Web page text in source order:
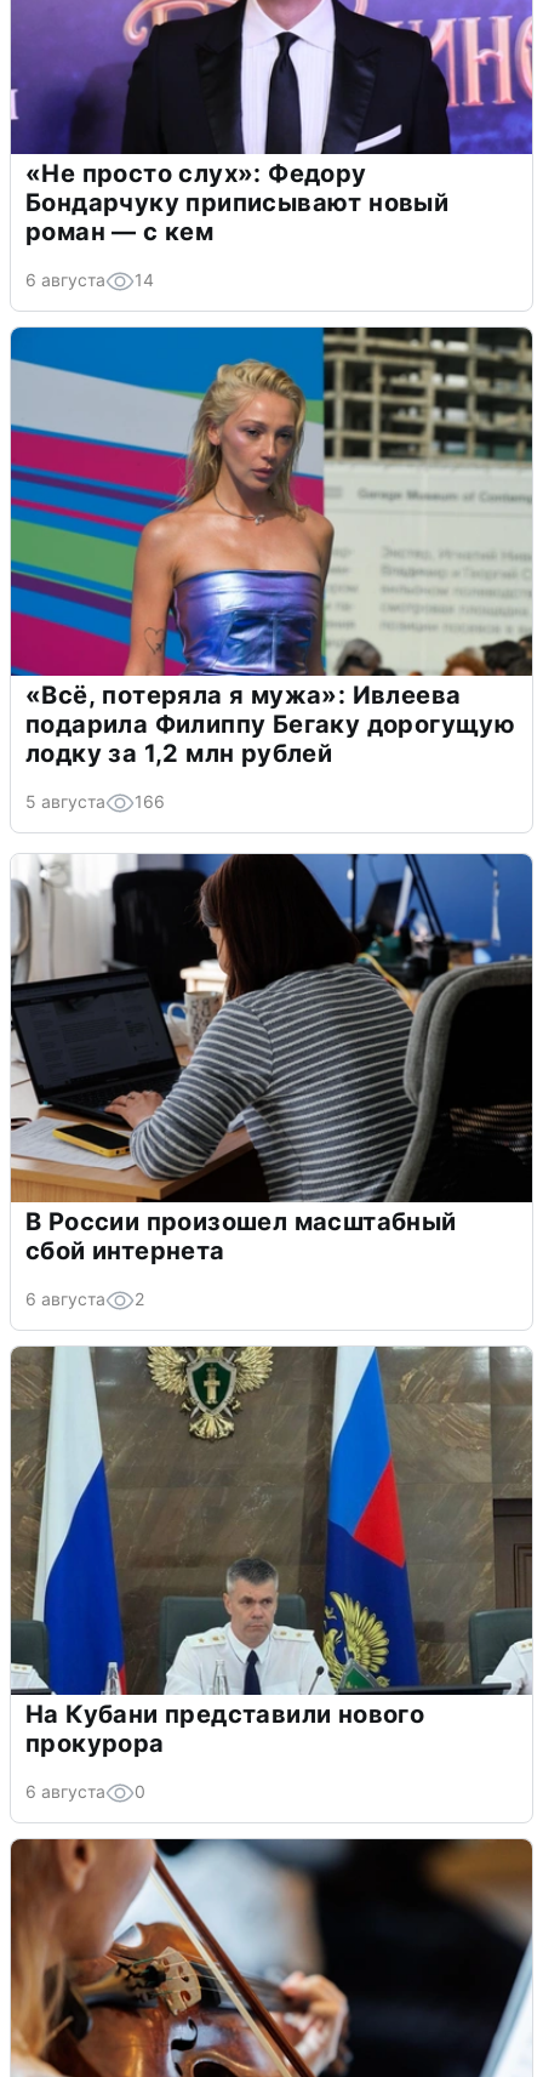
«Не просто слух»: Федору
Бондарчуку приписывают новый
роман — с кем
6 августа 14
«Всё, потеряла я мужа»: Ивлеева
подарила Филиппу Бегаку дорогущую
лодку за 1,2 млн рублей
5 августа 166
В России произошел масштабный
сбой интернета
6 августа 2
На Кубани представили нового
прокурора
6 августа 0